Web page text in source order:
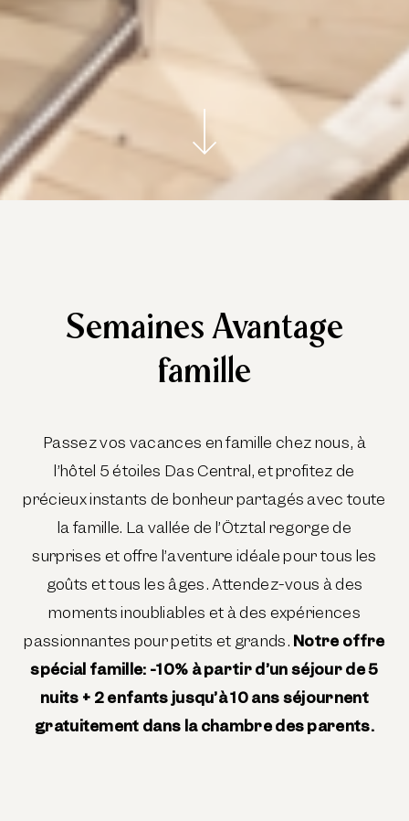
Semaines Avantage
famille
Passez vos vacances en famille chez nous, à
l’hôtel 5 étoiles Das Central, et profitez de
précieux instants de bonheur partagés avec toute
la famille. La vallée de l’Ötztal regorge de
surprises et offre l’aventure idéale pour tous les
goûts et tous les âges. Attendez-vous à des
moments inoubliables et à des expériences
passionnantes pour petits et grands. Notre offre
spécial famille: -10% à partir d’un séjour de 5
nuits + 2 enfants jusqu’à 10 ans séjournent
gratuitement dans la chambre des parents.